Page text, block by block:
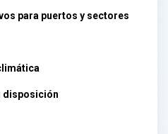
para puertos y sectores
disposición